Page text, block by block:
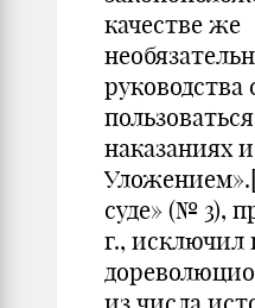
качестве же
руководства
наказаниях
Уложением».
суде» (№ 3),
г., исключил